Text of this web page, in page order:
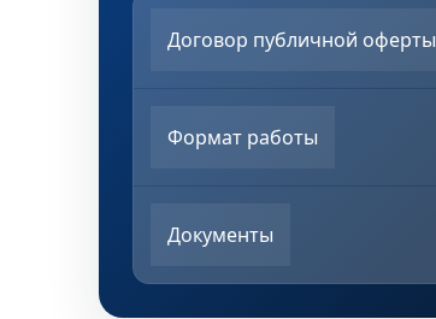
Договор публичной оферты
Формат работы
Документы